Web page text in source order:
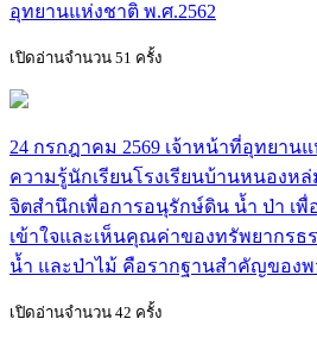
อุทยานแห่งชาติ พ.ศ.2562
เปิดอ่านจำนวน 51 ครั้ง
24 กรกฎาคม 2569 เจ้าหน้าที่อุทยาน
ความรู้นักเรียนโรงเรียนบ้านหนองห
จิตสำนึกเพื่อการอนุรักษ์ดิน น้ำ ป่า เพื่
เข้าใจและเห็นคุณค่าของทรัพยากรธ
น้ำ และป่าไม้ คือรากฐานสำคัญของพ
เปิดอ่านจำนวน 42 ครั้ง